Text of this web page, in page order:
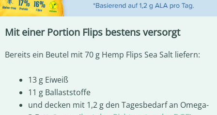
Mit einer Portion Flips bestens versorgt
Bereits ein Beutel mit 70 g Hemp Flips Sea Salt liefern:
13 g Eiweiß
11 g Ballaststoffe
und decken mit 1,2 g den Tagesbedarf an Omega-